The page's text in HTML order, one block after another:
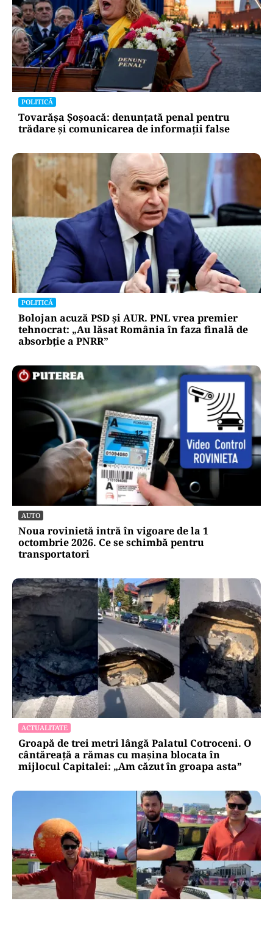
POLITICĂ
Tovarășa Șoșoacă: denunțată penal pentru
trădare și comunicarea de informații false
POLITICĂ
Bolojan acuză PSD și AUR. PNL vrea premier
tehnocrat: „Au lăsat România în faza finală de
absorbţie a PNRR”
AUTO
Noua rovinietă intră în vigoare de la 1
octombrie 2026. Ce se schimbă pentru
transportatori
ACTUALITATE
Groapă de trei metri lângă Palatul Cotroceni. O
cântăreață a rămas cu mașina blocata în
mijlocul Capitalei: „Am căzut în groapa asta”